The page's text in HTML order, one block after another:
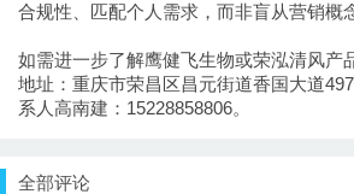
合规性、匹配个人需求，而非盲从营销概
如需进一步了解鹰健飞生物或荣泓清风产
地址：重庆市荣昌区昌元街道香国大道
系人高南建：15228858806。
全部评论